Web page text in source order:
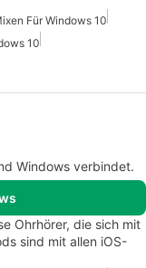
Für Windows 10
10
Windows verbindet.
Ohrhörer, die sich mit
sind mit allen iOS-